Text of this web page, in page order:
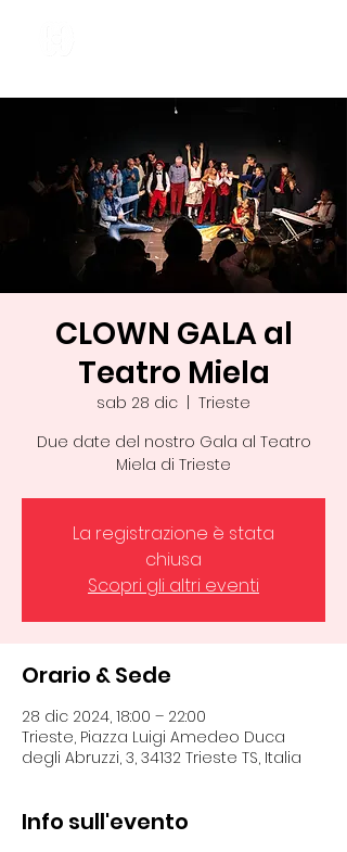
CLOWN GALA al
Teatro Miela
sab 28 dic
Trieste
Due date del nostro Gala al Teatro
Miela di Trieste
La registrazione è stata
chiusa
Scopri gli altri eventi
Orario & Sede
28 dic 2024, 18:00 – 22:00
Trieste, Piazza Luigi Amedeo Duca
degli Abruzzi, 3, 34132 Trieste TS, Italia
Info sull'evento